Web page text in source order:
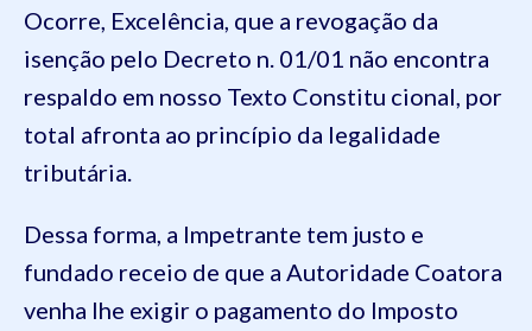
Ocorre, Excelência, que a revogação da
isenção pelo Decreto n. 01/01 não encontra
respaldo em nosso Texto Constitu cional, por
total afronta ao princípio da legalidade
tributária.
Dessa forma, a Impetrante tem justo e
fundado receio de que a Autoridade Coatora
venha lhe exigir o pagamento do Imposto